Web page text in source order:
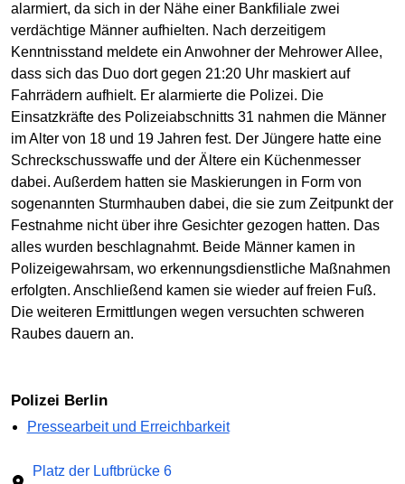
alarmiert, da sich in der Nähe einer Bankfiliale zwei
verdächtige Männer aufhielten. Nach derzeitigem
Kenntnisstand meldete ein Anwohner der Mehrower Allee,
dass sich das Duo dort gegen 21:20 Uhr maskiert auf
Fahrrädern aufhielt. Er alarmierte die Polizei. Die
Einsatzkräfte des Polizeiabschnitts 31 nahmen die Männer
im Alter von 18 und 19 Jahren fest. Der Jüngere hatte eine
Schreckschusswaffe und der Ältere ein Küchenmesser
dabei. Außerdem hatten sie Maskierungen in Form von
sogenannten Sturmhauben dabei, die sie zum Zeitpunkt der
Festnahme nicht über ihre Gesichter gezogen hatten. Das
alles wurden beschlagnahmt. Beide Männer kamen in
Polizeigewahrsam, wo erkennungsdienstliche Maßnahmen
erfolgten. Anschließend kamen sie wieder auf freien Fuß.
Die weiteren Ermittlungen wegen versuchten schweren
Raubes dauern an.
Polizei Berlin
Pressearbeit und Erreichbarkeit
Platz der Luftbrücke 6